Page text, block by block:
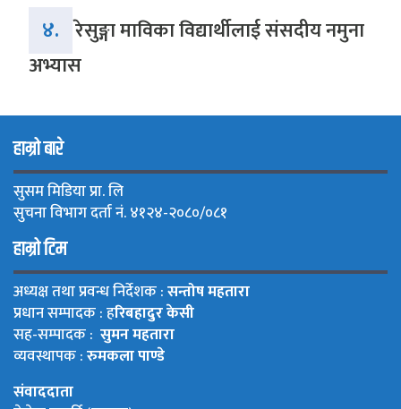
४. रेसुङ्गा माविका विद्यार्थीलाई संसदीय नमुना
अभ्यास
हाम्रो बारे
सुसम मिडिया प्रा. लि
सुचना विभाग दर्ता नं. ४१२४-२०८०/०८१
हाम्रो टिम
अध्यक्ष तथा प्रवन्ध निर्देशक :सन्तोष महतारा
प्रधान सम्पादक : हरिबहादुर केसी
सह-सम्पादक : सुमन महतारा
व्यवस्थापक :रुमकला पाण्डे
संवाददाता